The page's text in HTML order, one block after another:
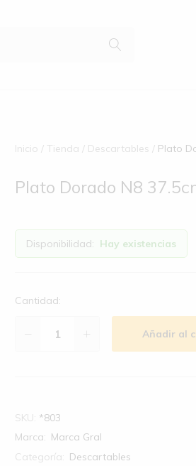
Inicio Tienda Descartables Plato
Plato Dorado N8
Disponibilidad: Hay existencias
Cantidad:
Añadir al
SKU: *803
Marca: Marca Gral
Categoría: Descartables